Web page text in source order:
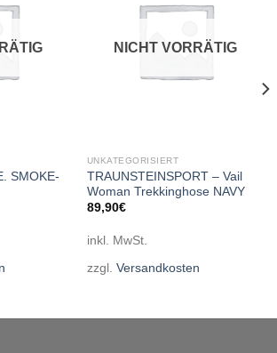
SMOKE-
NICHT VORRÄTIG
UNKATEGORISIERT
TRAUNSTEINSPORT – Vail
Woman Trekkinghose NAVY
89,90€
inkl. MwSt.
zzgl. Versandkosten